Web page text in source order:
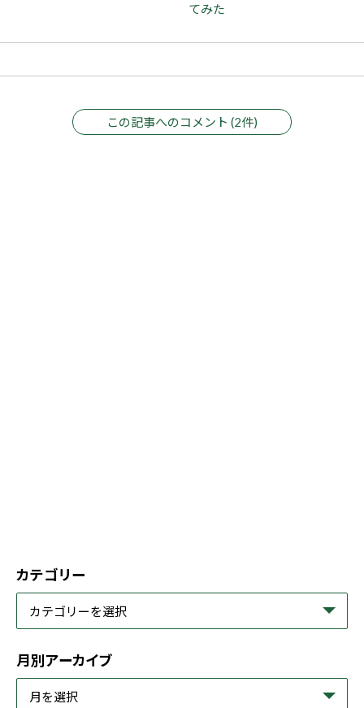
てみた
この記事へのコメント (2件)
カテゴリー
月別アーカイブ